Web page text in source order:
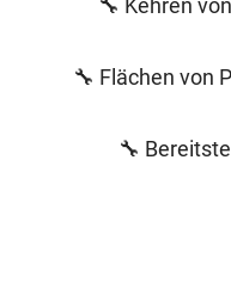
🔧 Kehren
🔧 Flächen von
🔧